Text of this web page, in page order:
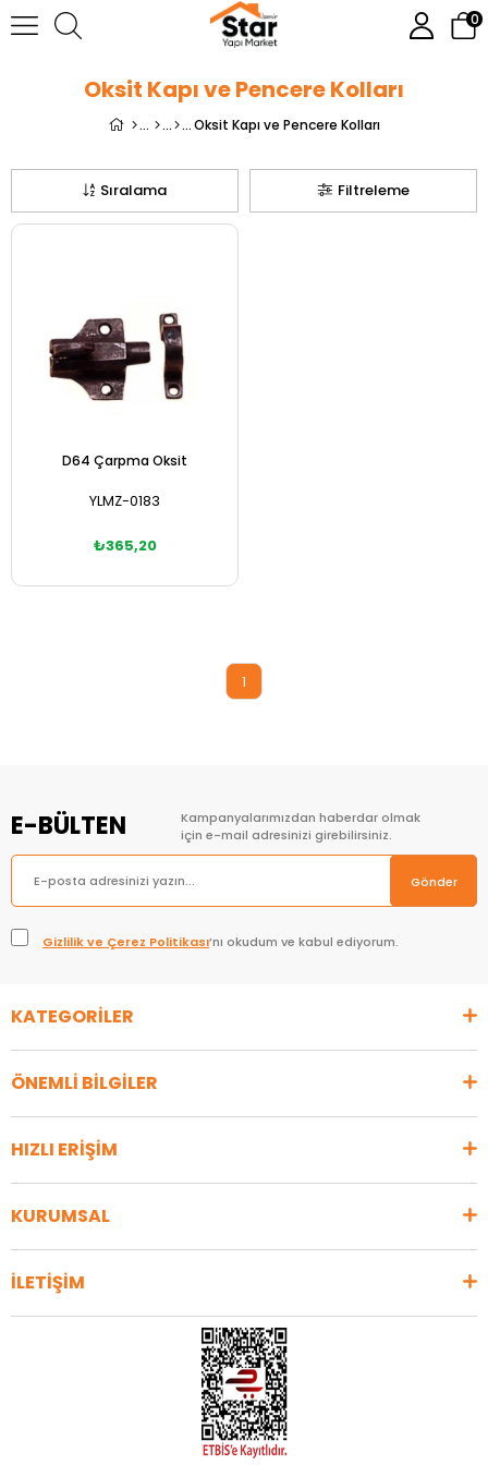
0
Oksit Kapı ve Pencere Kolları
Oksit Kapı ve Pencere Kolları
Filtreleme
Sıralama
D64 Çarpma Oksit
YLMZ-0183
₺365,20
1
E-BÜLTEN
Kampanyalarımızdan haberdar olmak
için e-mail adresinizi girebilirsiniz.
Gönder
Gizlilik ve Çerez Politikası’nı okudum ve kabul ediyorum.
KATEGORİLER
ÖNEMLİ BİLGİLER
HIZLI ERİŞİM
KURUMSAL
İLETİŞİM